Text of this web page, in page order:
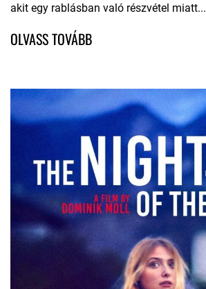
akit egy rablásban való részvétel miatt...